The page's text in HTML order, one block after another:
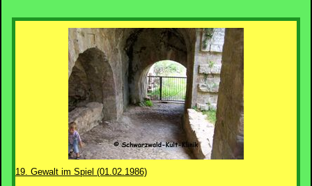
19. Gewalt im Spiel (01.02.1986)